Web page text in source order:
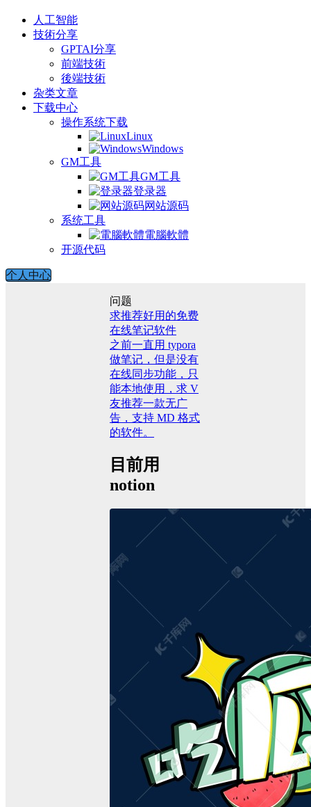
人工智能
技術分享
GPTAI分享
前端技術
後端技術
杂类文章
下载中心
操作系统下载
Linux
Windows
GM工具
GM工具
登录器
网站源码
系统工具
電腦軟體
开源代码
个人中心
问题
求推荐好用的免费
在线笔记软件
之前一直用 typora
做笔记，但是没有
在线同步功能，只
能本地使用，求 V
友推荐一款无广
告，支持 MD 格式
的软件。
目前用
notion